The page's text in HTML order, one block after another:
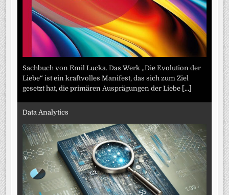
Sachbuch von Emil Lucka. Das Werk „Die Evolution der
Liebe“ ist ein kraftvolles Manifest, das sich zum Ziel
gesetzt hat, die primären Ausprägungen der Liebe [...]
Data Analytics